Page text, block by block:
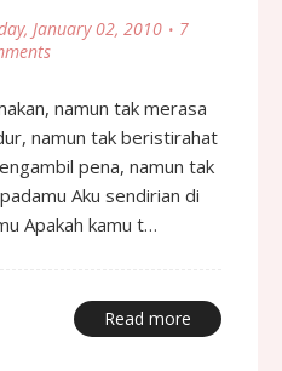
January 02, 2010
7
namun tak merasa
namun tak beristirahat
pena, namun tak
Aku sendirian di
Apakah kamu t…
Read more